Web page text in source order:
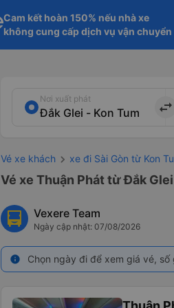
Cam kết hoàn 150% nếu nhà xe
không cung cấp dịch vụ vận
Nơi xuất phát
import_export
Vé xe khách xe đi Sài Gòn từ Kon
Vé xe Thuận Phát từ Đắk
Vexere Team
Ngày cập nhật: 07/08/2026
info Chọn ngày đi để xem giá vé,